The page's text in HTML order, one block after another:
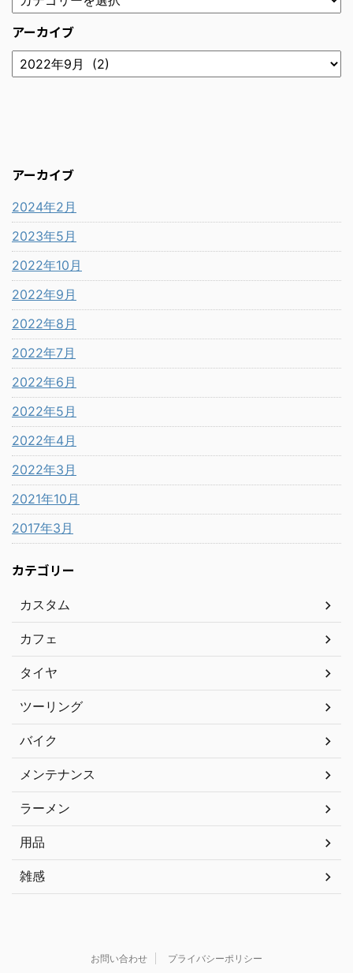
アーカイブ
アーカイブ
2024年2月
2023年5月
2022年10月
2022年9月
2022年8月
2022年7月
2022年6月
2022年5月
2022年4月
2022年3月
2021年10月
2017年3月
カテゴリー
カスタム
カフェ
タイヤ
ツーリング
バイク
メンテナンス
ラーメン
用品
雑感
お問い合わせ プライバシーポリシー